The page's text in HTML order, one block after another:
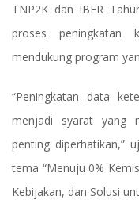
TNP2K dan IBER
proses peningkatan
mendukung program
“Peningkatan data
menjadi syarat yang
penting diperhatikan,”
tema “Menuju 0%
Kebijakan, dan Solusi